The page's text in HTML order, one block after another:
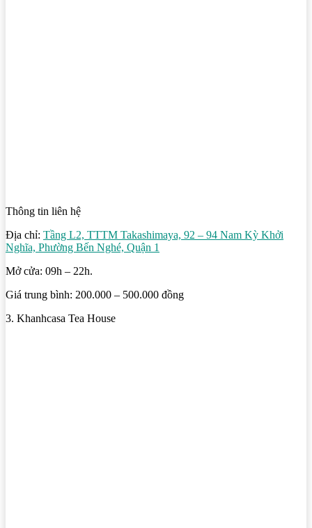
Thông tin liên hệ
Địa chỉ: Tầng L2, TTTM Takashimaya, 92 – 94 Nam Kỳ Khởi
Nghĩa, Phường Bến Nghé, Quận 1
Mở cửa: 09h – 22h.
Giá trung bình: 200.000 – 500.000 đồng
3. Khanhcasa Tea House